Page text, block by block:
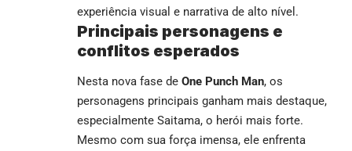
experiência visual e narrativa de alto nível.
Principais personagens e
conflitos esperados
Nesta nova fase de One Punch Man, os
personagens principais ganham mais destaque,
especialmente Saitama, o herói mais forte.
Mesmo com sua força imensa, ele enfrenta